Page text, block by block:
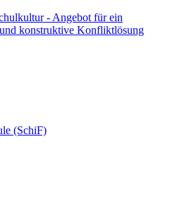
- Angebot für ein
konstruktive Konfliktlösung
(SchiF)